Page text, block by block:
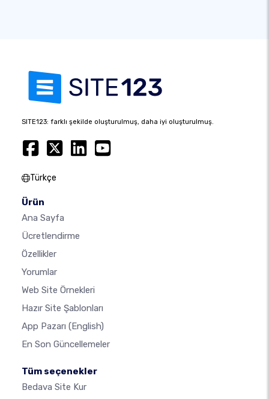
SITE123: farklı şekilde oluşturulmuş, daha iyi oluşturulmuş.
Türkçe
Ürün
Ana Sayfa
Ücretlendirme
Özellikler
Yorumlar
Web Site Örnekleri
Hazır Site Şablonları
App Pazarı (English)
En Son Güncellemeler
Tüm seçenekler
Bedava Site Kur